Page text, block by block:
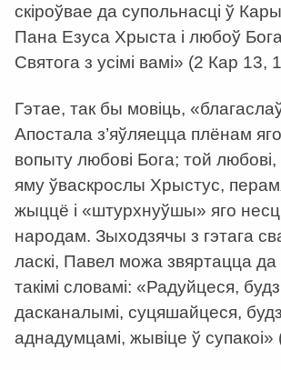
скіроўвае да супольнасці ў
Пана Езуса Хрыста і любоў
Святога з усімі вамі» (2 Кар 13,
Гэтае, так бы мовіць,
Апостала з’яўляецца плёнам
вопыту любові Бога; той
яму ўваскрослы Хрыстус,
жыццё і «штурхнуўшы» яго
народам. Зыходзячы з гэтага
ласкі, Павел можа звяртацца да
такімі словамі: «Радуйцеся,
дасканалымі, суцяшайцеся,
аднадумцамі, жывіце ў